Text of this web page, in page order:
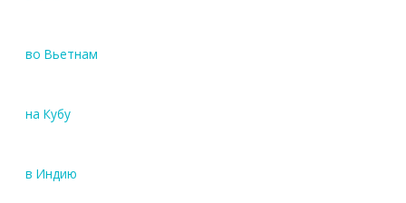
во Вьетнам
на Кубу
в Индию